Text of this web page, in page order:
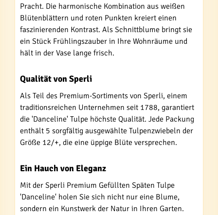
Pracht. Die harmonische Kombination aus weißen
Blütenblättern und roten Punkten kreiert einen
faszinierenden Kontrast. Als Schnittblume bringt sie
ein Stück Frühlingszauber in Ihre Wohnräume und
hält in der Vase lange frisch.
Qualität von Sperli
Als Teil des Premium-Sortiments von Sperli, einem
traditionsreichen Unternehmen seit 1788, garantiert
die 'Danceline' Tulpe höchste Qualität. Jede Packung
enthält 5 sorgfältig ausgewählte Tulpenzwiebeln der
Größe 12/+, die eine üppige Blüte versprechen.
Ein Hauch von Eleganz
Mit der Sperli Premium Gefüllten Späten Tulpe
'Danceline' holen Sie sich nicht nur eine Blume,
sondern ein Kunstwerk der Natur in Ihren Garten.